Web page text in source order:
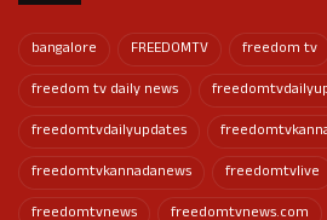
bangalore FREEDOMTV freedom tv
freedom tv daily news
freedomtvdailyupdates
freedomtvkannadanews
freedomtvlive
freedomtvnews
freedomtvnews.com